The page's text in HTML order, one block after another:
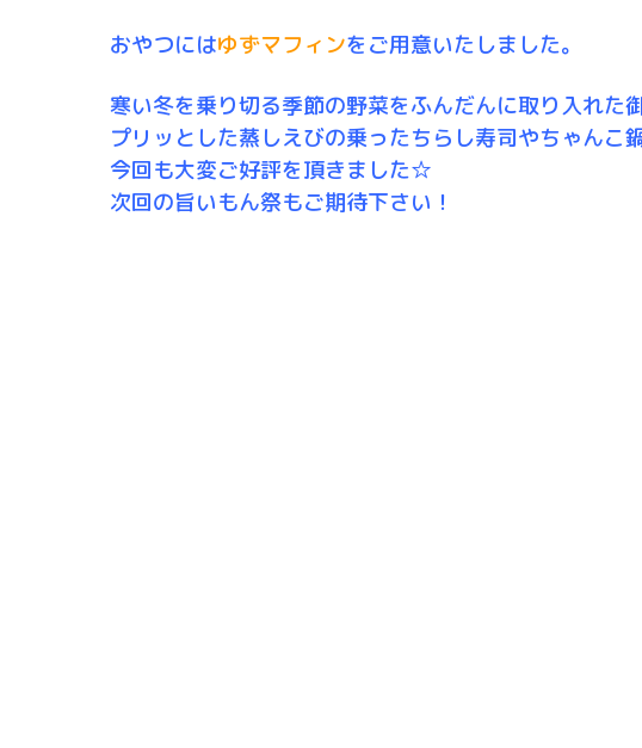
おやつにはゆずマフィンをご用意いたしました。
寒い冬を乗り切る季節の野菜をふんだんに取り入れた
プリッとした蒸しえびの乗ったちらし寿司やちゃんこ
今回も大変ご好評を頂きました☆
次回の旨いもん祭もご期待下さい！